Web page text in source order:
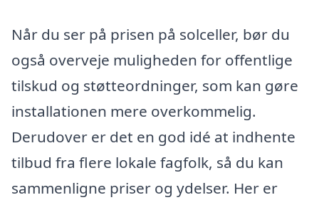
Når du ser på prisen på solceller, bør du
også overveje muligheden for offentlige
tilskud og støtteordninger, som kan gøre
installationen mere overkommelig.
Derudover er det en god idé at indhente
tilbud fra flere lokale fagfolk, så du kan
sammenligne priser og ydelser. Her er